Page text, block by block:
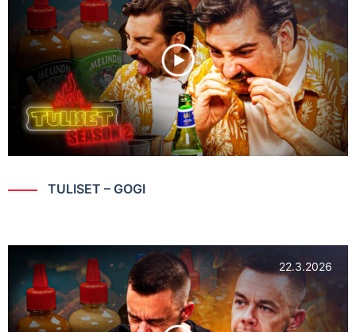
TULISET – GOGI
22.3.2026